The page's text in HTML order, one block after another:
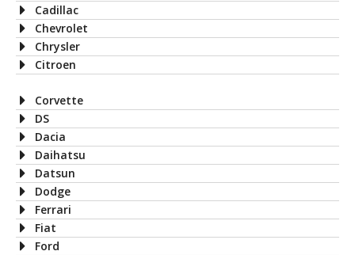
Cadillac
Chevrolet
Chrysler
Citroen
Corvette
DS
Dacia
Daihatsu
Datsun
Dodge
Ferrari
Fiat
Ford